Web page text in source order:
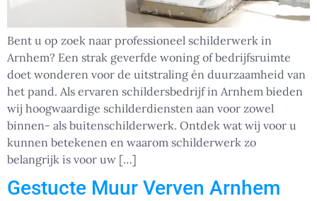
Bent u op zoek naar professioneel schilderwerk in
Arnhem? Een strak geverfde woning of bedrijfsruimte
doet wonderen voor de uitstraling én duurzaamheid van
het pand. Als ervaren schildersbedrijf in Arnhem bieden
wij hoogwaardige schilderdiensten aan voor zowel
binnen- als buitenschilderwerk. Ontdek wat wij voor u
kunnen betekenen en waarom schilderwerk zo
belangrijk is voor uw […]
Gestucte Muur Verven Arnhem